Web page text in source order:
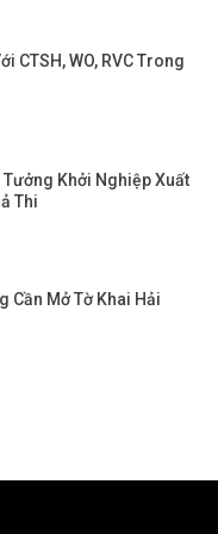
CTSH, WO, RVC Trong
Tưởng Khởi Nghiệp Xuất
Thi
Cần Mở Tờ Khai Hải